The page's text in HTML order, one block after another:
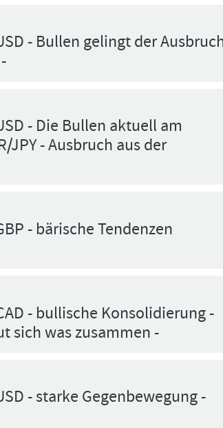
- Bullen gelingt der
- Die Bullen aktuell am
JPY - Ausbruch aus der
- bärische Tendenzen
- bullische Konsolidierung -
sich was zusammen -
- starke Gegenbewegung -